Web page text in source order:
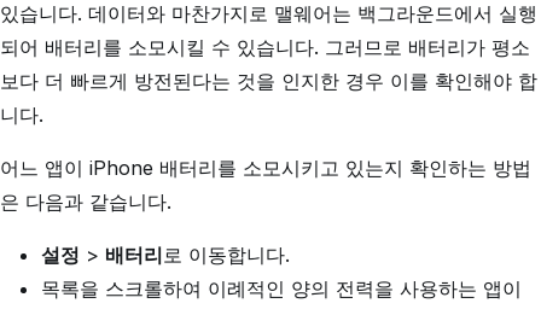
있습니다. 데이터와 마찬가지로 맬웨어는 백그라운드에서 실행
되어 배터리를 소모시킬 수 있습니다. 그러므로 배터리가 평소
보다 더 빠르게 방전된다는 것을 인지한 경우 이를 확인해야 합
니다.
어느 앱이 iPhone 배터리를 소모시키고 있는지 확인하는 방법
은 다음과 같습니다.
설정 > 배터리로 이동합니다.
목록을 스크롤하여 이례적인 양의 전력을 사용하는 앱이